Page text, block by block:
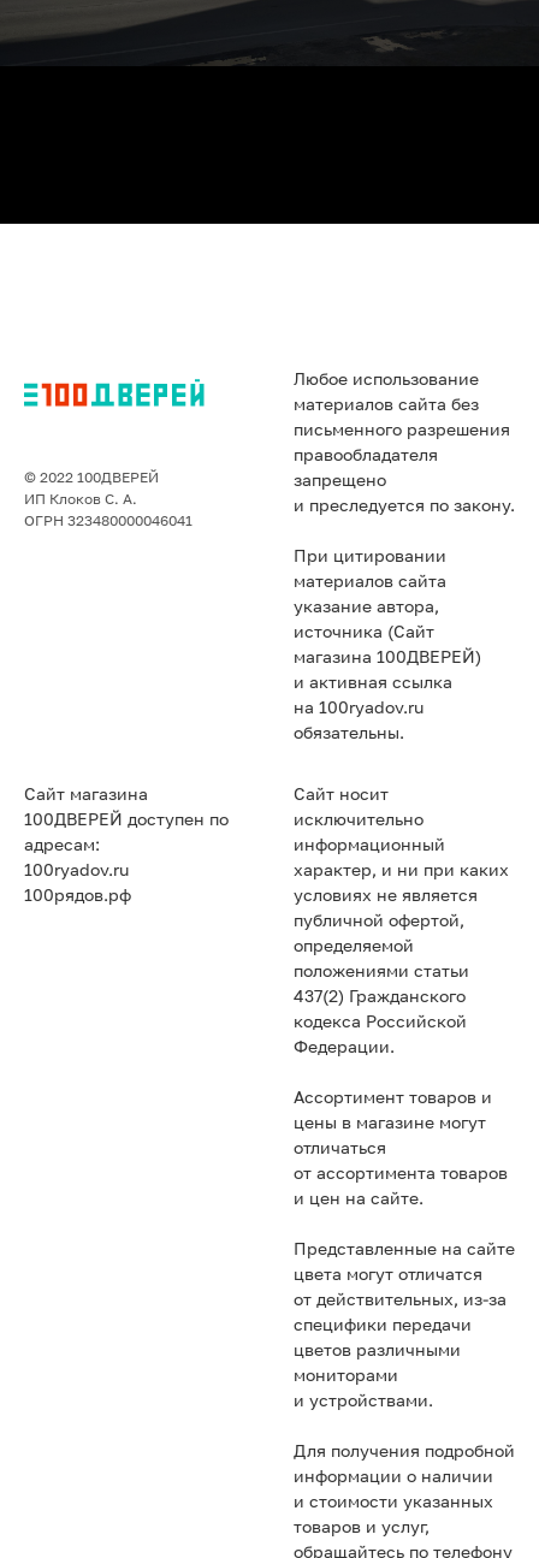
© 2022 100ДВЕРЕЙ
ИП Клоков С. А.
ОГРН 323480000046041
Любое использование
материалов сайта без
письменного разрешения
правообладателя
запрещено
и преследуется по закону.
При цитировании
материалов сайта
указание автора,
источника (Сайт
магазина 100ДВЕРЕЙ)
и активная ссылка
на 100ryadov.ru
обязательны.
Сайт магазина
100ДВЕРЕЙ доступен по
адресам:
100ryadov.ru
100рядов.рф
Сайт носит
исключительно
информационный
характер, и ни при каких
условиях не является
публичной офертой,
определяемой
положениями статьи
437(2) Гражданского
кодекса Российской
Федерации.
Ассортимент товаров и
цены в магазине могут
отличаться
от ассортимента товаров
и цен на сайте.
Представленные на сайте
цвета могут отличатся
от действительных, из-за
специфики передачи
цветов различными
мониторами
и устройствами.
Для получения подробной
информации о наличии
и стоимости указанных
товаров и услуг,
обращайтесь по телефону